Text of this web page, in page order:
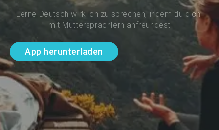
Lerne Deutsch wirklich zu sprechen, indem du dich
mit Muttersprachlern anfreundest
App herunterladen